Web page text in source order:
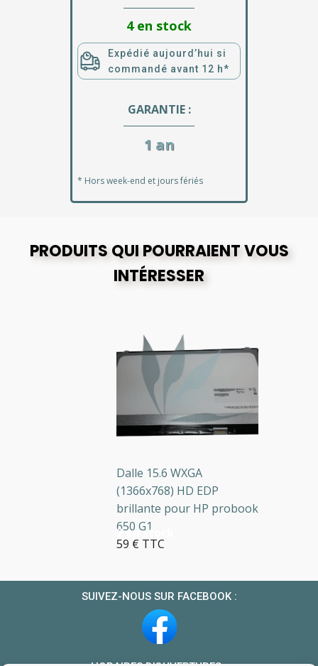
4 en stock
Expédié aujourd’hui si
commandé avant 12 h*
GARANTIE :
1 an
* Hors week-end et jours fériés
PRODUITS QUI POURRAIENT VOUS
INTÉRESSER
2 en stock
Dalle 15.6 WXGA
(1366x768) HD EDP
brillante pour HP probook
650 G1
59 € TTC
SUIVEZ-NOUS SUR FACEBOOK :